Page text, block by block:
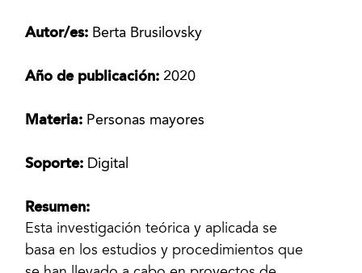
Autor/es: Berta Brusilovsky
Año de publicación: 2020
Materia: Personas mayores
Soporte: Digital
Resumen:
Esta investigación teórica y aplicada se
basa en los estudios y procedimientos que